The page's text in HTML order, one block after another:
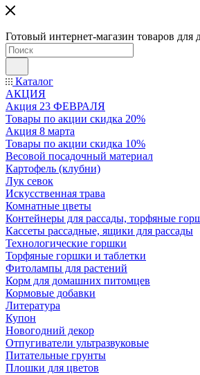
Готовый интернет-магазин товаров для
Каталог
АКЦИЯ
Акция 23 ФЕВРАЛЯ
Товары по акции скидка 20%
Акция 8 марта
Товары по акции скидка 10%
Весовой посадочный материал
Картофель (клубни)
Лук севок
Искусственная трава
Комнатные цветы
Контейнеры для рассады, торфяные
Кассеты рассадные, ящики для рассады
Технологические горшки
Торфяные горшки и таблетки
Фитолампы для растений
Корм для домашних питомцев
Кормовые добавки
Литература
Купон
Новогодний декор
Отпугиватели ультразвуковые
Питательные грунты
Плошки для цветов